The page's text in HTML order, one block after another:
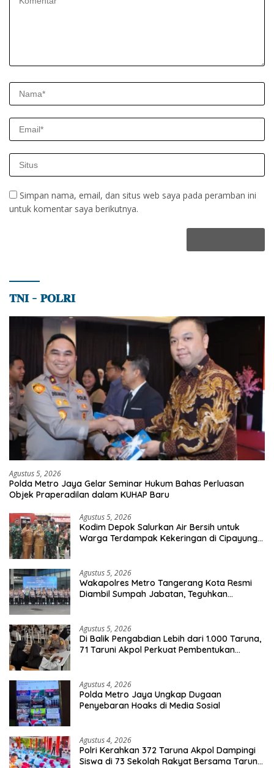
Simpan nama, email, dan situs web saya pada peramban ini
untuk komentar saya berikutnya.
𝐓𝐍𝐈 – 𝐏𝐎𝐋𝐑𝐈
Agustus 5, 2026
Polda Metro Jaya Gelar Seminar Hukum Bahas Perluasan
Objek Praperadilan dalam KUHAP Baru
Agustus 5, 2026
Kodim Depok Salurkan Air Bersih untuk
Warga Terdampak Kekeringan di Cipayung
Agustus 5, 2026
Wakapolres Metro Tangerang Kota Resmi
Diambil Sumpah Jabatan, Teguhkan
Agustus 5, 2026
Di Balik Pengabdian Lebih dari 1.000 Taruna,
71 Taruni Akpol Perkuat Pembentukan
Agustus 4, 2026
Polda Metro Jaya Ungkap Dugaan
Penyebaran Hoaks di Media Sosial
Agustus 4, 2026
Polri Kerahkan 372 Taruna Akpol Dampingi
Siswa di 73 Sekolah Rakyat Bersama Taruna